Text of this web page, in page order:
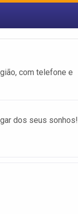
com telefone e
dos seus sonhos!